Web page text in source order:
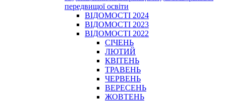
передвищої освіти
ВІДОМОСТІ 2024
ВІДОМОСТІ 2023
ВІДОМОСТІ 2022
СІЧЕНЬ
ЛЮТИЙ
КВІТЕНЬ
ТРАВЕНЬ
ЧЕРВЕНЬ
ВЕРЕСЕНЬ
ЖОВТЕНЬ